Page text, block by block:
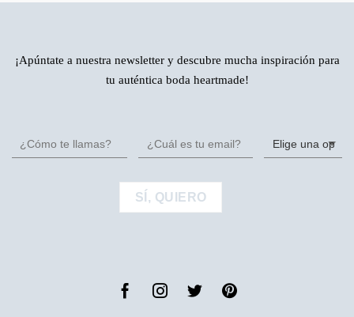
¡Apúntate a nuestra newsletter y descubre mucha inspiración para
tu auténtica boda heartmade!